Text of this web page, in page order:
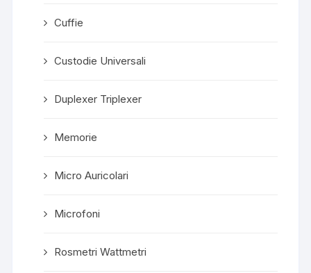
Cuffie
Custodie Universali
Duplexer Triplexer
Memorie
Micro Auricolari
Microfoni
Rosmetri Wattmetri